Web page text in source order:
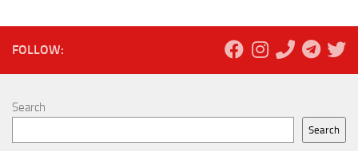
FOLLOW:
Search
Search